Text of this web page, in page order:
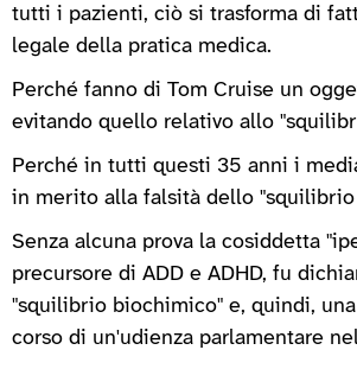
tutti i pazienti, ciò si trasforma di
legale della pratica medica.
Perché fanno di Tom Cruise un
evitando quello relativo allo
Perché in tutti questi 35 anni i
in merito alla falsità dello
Senza alcuna prova la cosiddetta
precursore di ADD e ADHD, fu
"squilibrio biochimico" e, quindi,
corso di un'udienza parlamentare